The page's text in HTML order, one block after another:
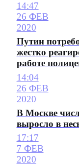
14:47
26 ФЕВ
2020
Путин
жестко
работе
14:04
26 ФЕВ
2020
В Москве
выросло в
17:17
7 ФЕВ
2020